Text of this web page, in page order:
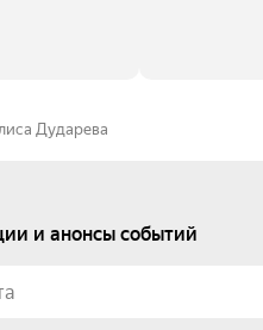
Дударева
и анонсы событий